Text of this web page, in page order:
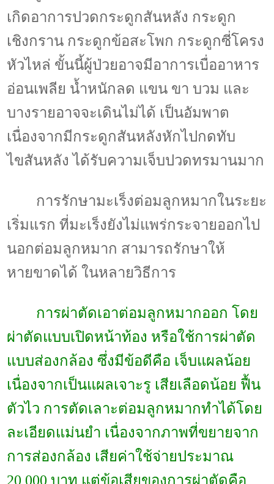
เกิดอาการปวดกระดูกสันหลัง กระดูก
เชิงกราน กระดูกข้อสะโพก กระดูกซี่โครง
หัวไหล่ ขั้นนี้ผู้ป่วยอาจมีอาการเบื่ออาหาร
อ่อนเพลีย น้ำหนักลด แขน ขา บวม และ
บางรายอาจจะเดินไม่ได้ เป็นอัมพาต
เนื่องจากมีกระดูกสันหลังหักไปกดทับ
ไขสันหลัง ได้รับความเจ็บปวดทรมานมาก
การรักษามะเร็งต่อมลูกหมากในระยะ
เริ่มแรก ที่มะเร็งยังไม่แพร่กระจายออกไป
นอกต่อมลูกหมาก สามารถรักษาให้
หายขาดได้ ในหลายวิธีการ
การผ่าตัดเอาต่อมลูกหมากออก โดย
ผ่าตัดแบบเปิดหน้าท้อง หรือใช้การผ่าตัด
แบบส่องกล้อง ซึ่งมีข้อดีคือ เจ็บแผลน้อย
เนื่องจากเป็นแผลเจาะรู เสียเลือดน้อย ฟื้น
ตัวไว การตัดเลาะต่อมลูกหมากทำได้โดย
ละเอียดแม่นยำ เนื่องจากภาพที่ขยายจาก
การส่องกล้อง เสียค่าใช้จ่ายประมาณ
20,000 บาท แต่ข้อเสียของการผ่าตัดคือ